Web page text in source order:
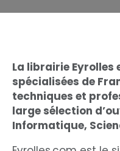
La librairie Eyrolles
spécialisées de
techniques et
large sélection
Informatique,